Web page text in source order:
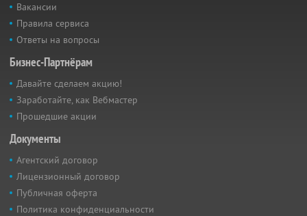
Вакансии
Правила сервиса
Ответы на вопросы
Бизнес-Партнёрам
Давайте сделаем акцию!
Заработайте, как Вебмастер
Прошедшие акции
Документы
Агентский договор
Лицензионный договор
Публичная оферта
Политика конфиденциальности